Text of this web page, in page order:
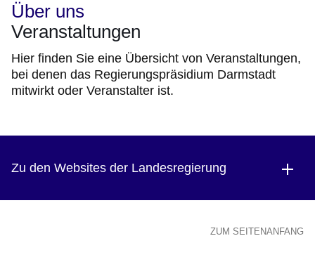
Über uns
Veranstaltungen
Hier finden Sie eine Übersicht von Veranstaltungen,
bei denen das Regierungspräsidium Darmstadt
mitwirkt oder Veranstalter ist.
Zu den Websites der Landesregierung
ZUM SEITENANFANG